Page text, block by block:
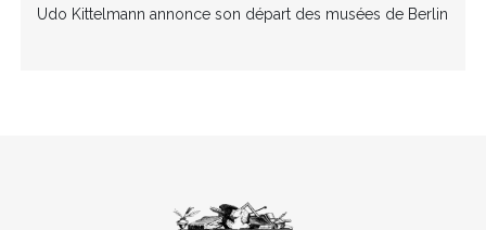
Udo Kittelmann annonce son départ des musées de Berlin